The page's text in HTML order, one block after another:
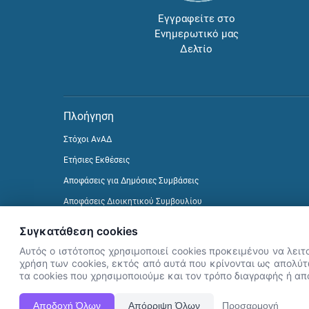
Εγγραφείτε στο
Ενημερωτικό μας
Δελτίο
Πλοήγηση
Στόχοι ΑνΑΔ
Ετήσιες Εκθέσεις
Αποφάσεις για Δημόσιες Συμβάσεις
Αποφάσεις Διοικητικού Συμβουλίου
Συγκατάθεση cookies
Αυτός ο ιστότοπος χρησιμοποιεί cookies προκειμένου να
χρήση των cookies, εκτός από αυτά που κρίνονται ως
τα cookies που χρησιμοποιούμε και τον τρόπο διαγραφής ή
Αποδοχή Όλων Απόρριψη Όλων Προσαρμογή